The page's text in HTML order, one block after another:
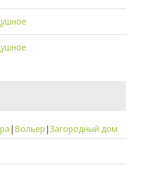
| Вольер |Загородный дом